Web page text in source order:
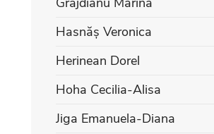
Hasnăș Veronica
Herinean Dorel
Hoha Cecilia-Alisa
Jiga Emanuela-Diana